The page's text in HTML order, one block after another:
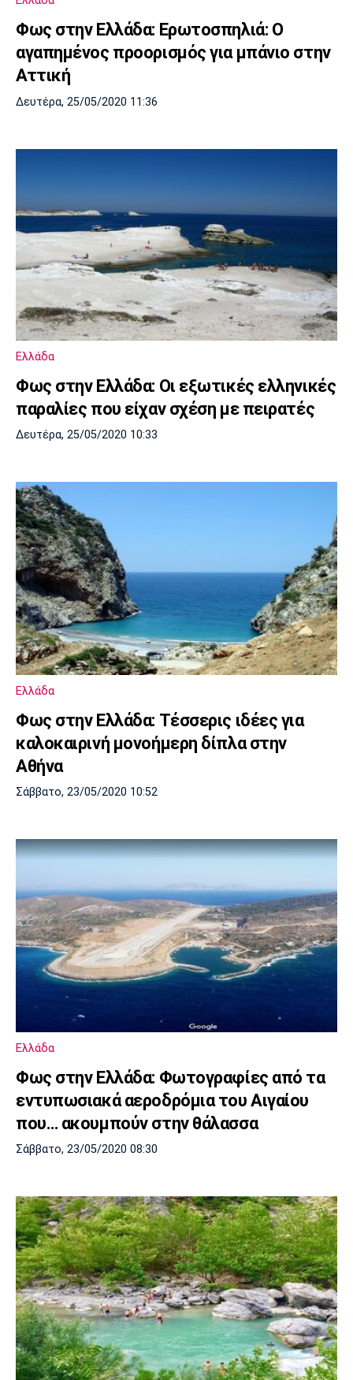
Φως στην Ελλάδα: Ερωτοσπηλιά: Ο
αγαπημένος προορισμός για μπάνιο στην
Αττική
Δευτέρα, 25/05/2020 11:36
Ελλάδα
Φως στην Ελλάδα: Οι εξωτικές ελληνικές
παραλίες που είχαν σχέση με πειρατές
Δευτέρα, 25/05/2020 10:33
Ελλάδα
Φως στην Ελλάδα: Τέσσερις ιδέες για
καλοκαιρινή μονοήμερη δίπλα στην
Αθήνα
Σάββατο, 23/05/2020 10:52
Ελλάδα
Φως στην Ελλάδα: Φωτογραφίες από τα
εντυπωσιακά αεροδρόμια του Αιγαίου
που… ακουμπούν στην θάλασσα
Σάββατο, 23/05/2020 08:30